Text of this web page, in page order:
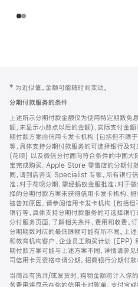
页
页
脚
注
‡ 为近似值。金额可能随时间变动。
分期付款服务的条件
上述所示分期付款金额仅为使用特定期数
额，未显示小数点以后的金额)，实际支付金
期付款方案由信用卡发卡机构 (包括但不限
等，具体支持分期付款服务的可选择银行及
(花呗) 以及微信分付面向符合条件的中国大
宝完成购买。Apple Store 零售店的分期
同，请到店咨询 Specialist 专家。所有银行
准；对于花呗分期，需经蚂蚁金服批准；对于
择的分期付款方案未获得信用卡发卡机构、
被告知原因。请参阅信用卡发卡机构 (包括但
银行等，具体支持分期付款服务的可选择银
分付服务页面，了解相关条件、费用和收费。
分期期数对应的最低限额可能有所不同。上
和教育机构客户、企业员工购买计划
期付款方案可能与上述方案不同，详情请参
司信用卡无资格申请分期。招商银行分期付
当商品有货并/或发货时，购物金额将计入你
务费用将显示在你的信用卡对账单、支付宝或